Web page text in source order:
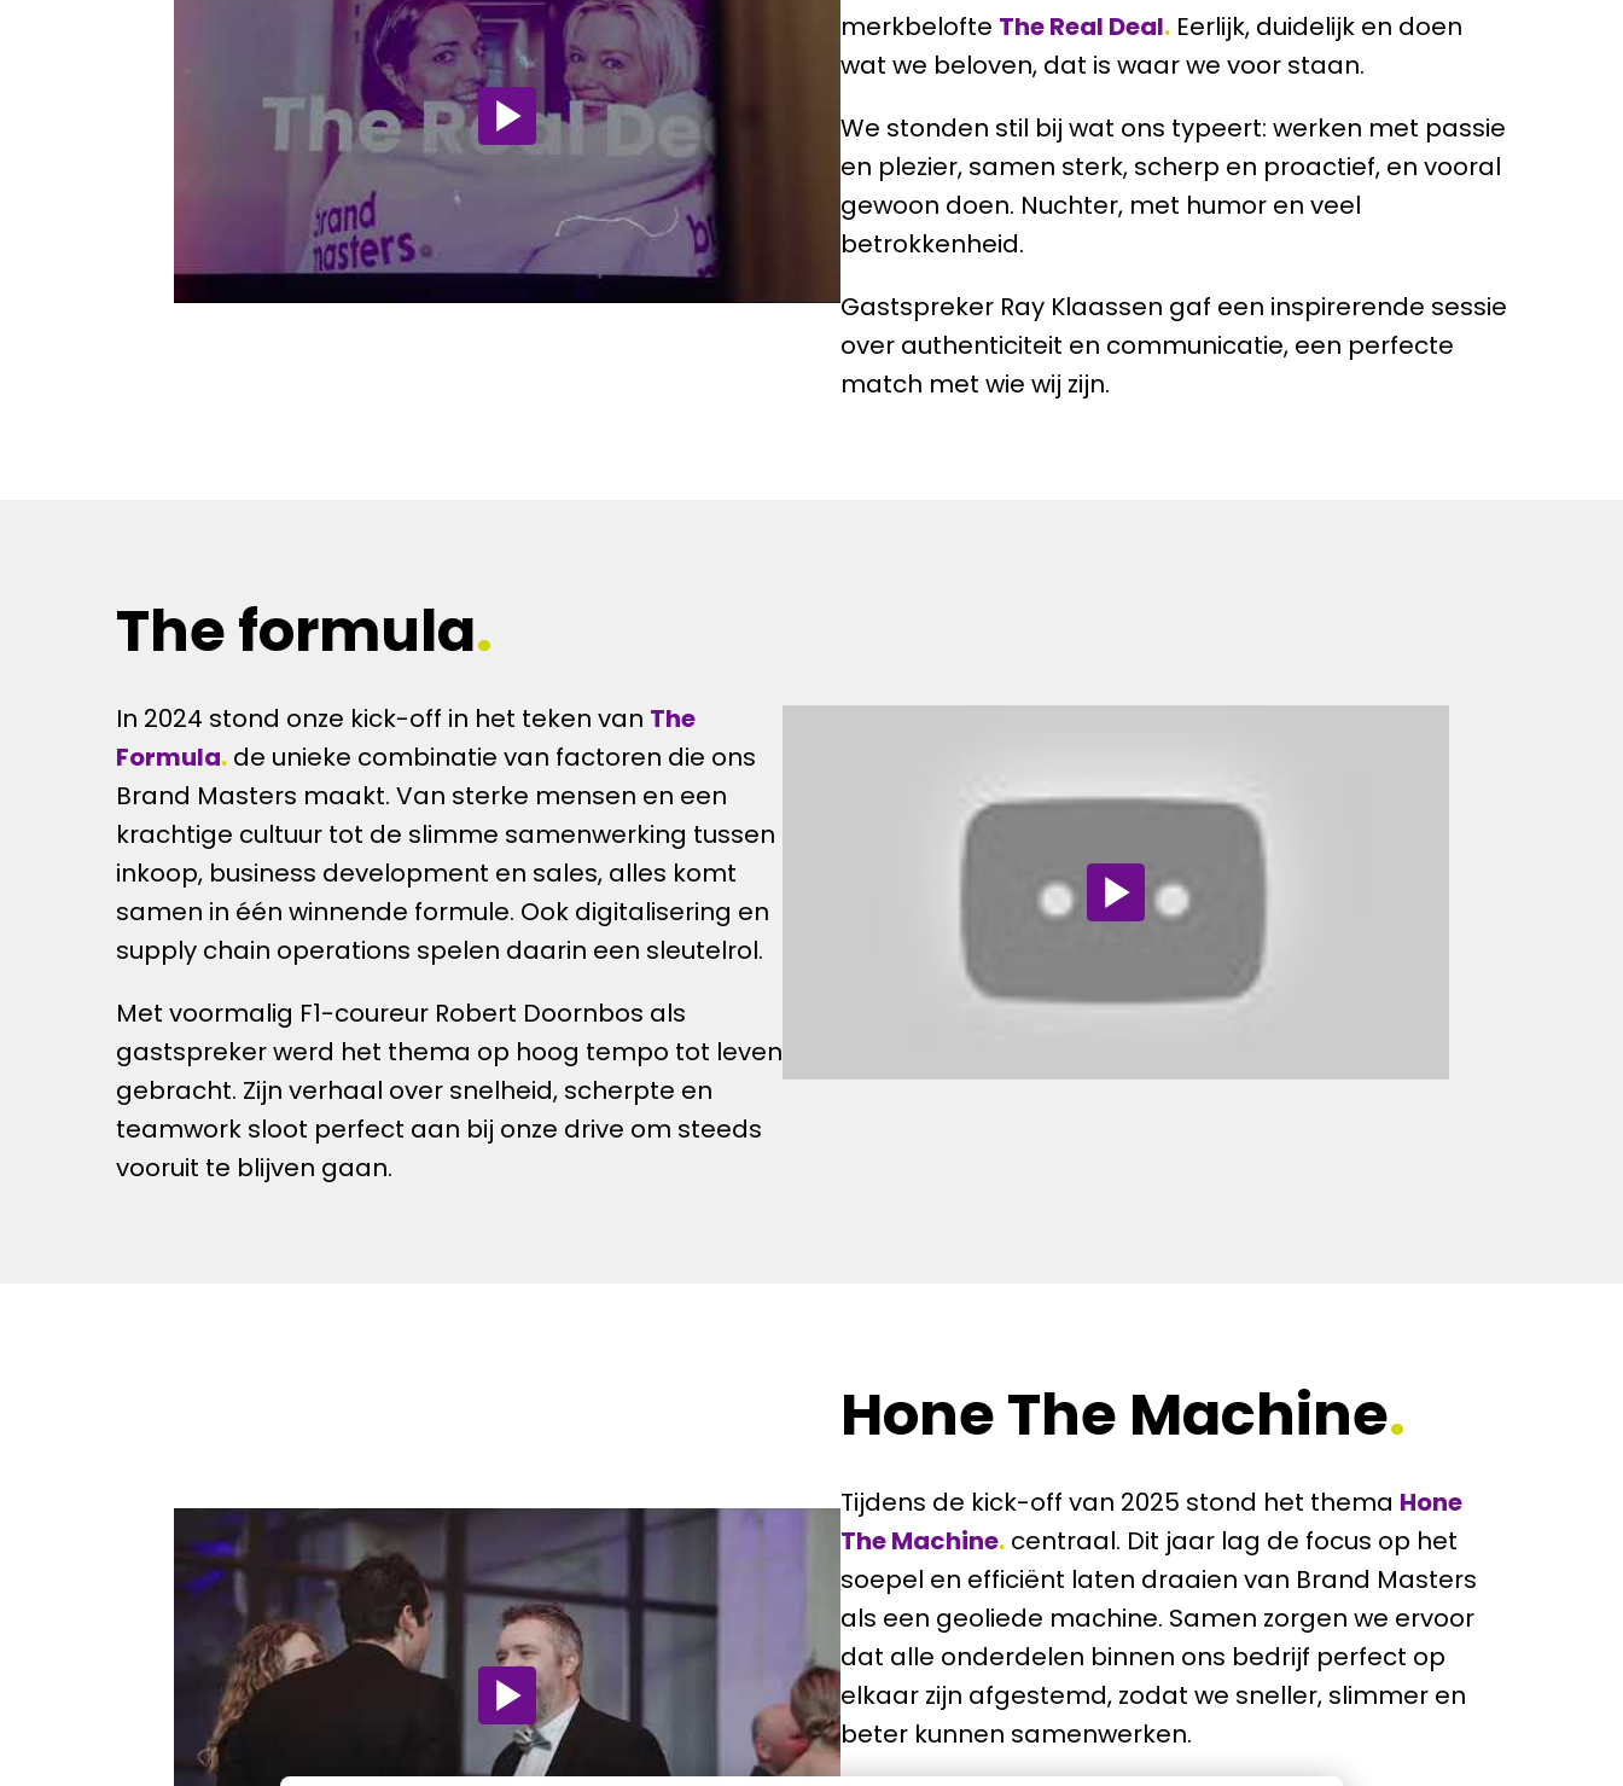
merkbelofte The Real Deal. Eerlijk, duidelijk en doen
wat we beloven, dat is waar we voor staan.
We stonden stil bij wat ons typeert: werken met passie
en plezier, samen sterk, scherp en proactief, en vooral
gewoon doen. Nuchter, met humor en veel
betrokkenheid.
Gastspreker Ray Klaassen gaf een inspirerende sessie
over authenticiteit en communicatie, een perfecte
match met wie wij zijn.
The formula.
In 2024 stond onze kick-off in het teken van The
Formula. de unieke combinatie van factoren die ons
Brand Masters maakt. Van sterke mensen en een
krachtige cultuur tot de slimme samenwerking tussen
inkoop, business development en sales, alles komt
samen in één winnende formule. Ook digitalisering en
supply chain operations spelen daarin een sleutelrol.
Met voormalig F1-coureur Robert Doornbos als
gastspreker werd het thema op hoog tempo tot leven
gebracht. Zijn verhaal over snelheid, scherpte en
teamwork sloot perfect aan bij onze drive om steeds
vooruit te blijven gaan.
Hone The Machine.
Tijdens de kick-off van 2025 stond het thema Hone
The Machine. centraal. Dit jaar lag de focus op het
soepel en efficiënt laten draaien van Brand Masters
als een geoliede machine. Samen zorgen we ervoor
dat alle onderdelen binnen ons bedrijf perfect op
elkaar zijn afgestemd, zodat we sneller, slimmer en
beter kunnen samenwerken.